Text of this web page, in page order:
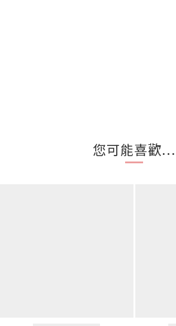
您可能喜歡...